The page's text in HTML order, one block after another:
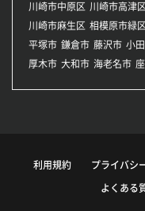
川崎市中原区 川崎市高津区
川崎市麻生区 相模原市緑区
平塚市 鎌倉市 藤沢市 小
厚木市 大和市 海老名市
利用規約 プライバシ
よくある